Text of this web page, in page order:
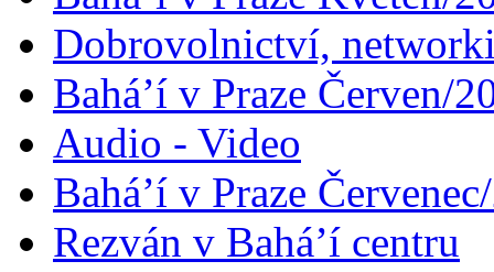
Dobrovolnictví,
Bahá’í v Praze Červen/
Audio - Video
Bahá’í v Praze
Rezván v Bahá’í centru